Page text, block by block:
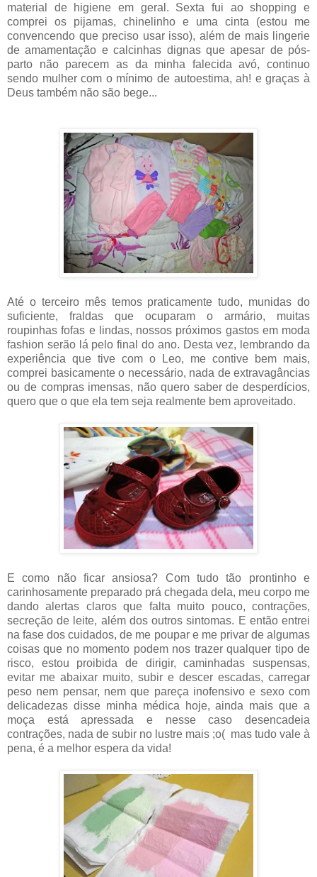
material de higiene em geral. Sexta fui ao shopping e
comprei os pijamas, chinelinho e uma cinta (estou me
convencendo que preciso usar isso), além de mais lingerie
de amamentação e calcinhas dignas que apesar de pós-
parto não parecem as da minha falecida avó, continuo
sendo mulher com o mínimo de autoestima, ah! e graças à
Deus também não são bege...
Até o terceiro mês temos praticamente tudo, munidas do
suficiente, fraldas que ocuparam o armário, muitas
roupinhas fofas e lindas, nossos próximos gastos em moda
fashion serão lá pelo final do ano. Desta vez, lembrando da
experiência que tive com o Leo, me contive bem mais,
comprei basicamente o necessário, nada de extravagâncias
ou de compras imensas, não quero saber de desperdícios,
quero que o que ela tem seja realmente bem aproveitado.
E como não ficar ansiosa? Com tudo tão prontinho e
carinhosamente preparado prá chegada dela, meu corpo me
dando alertas claros que falta muito pouco, contrações,
secreção de leite, além dos outros sintomas. E então entrei
na fase dos cuidados, de me poupar e me privar de algumas
coisas que no momento podem nos trazer qualquer tipo de
risco, estou proibida de dirigir, caminhadas suspensas,
evitar me abaixar muito, subir e descer escadas, carregar
peso nem pensar, nem que pareça inofensivo e sexo com
delicadezas disse minha médica hoje, ainda mais que a
moça está apressada e nesse caso desencadeia
contrações, nada de subir no lustre mais ;o( mas tudo vale à
pena, é a melhor espera da vida!